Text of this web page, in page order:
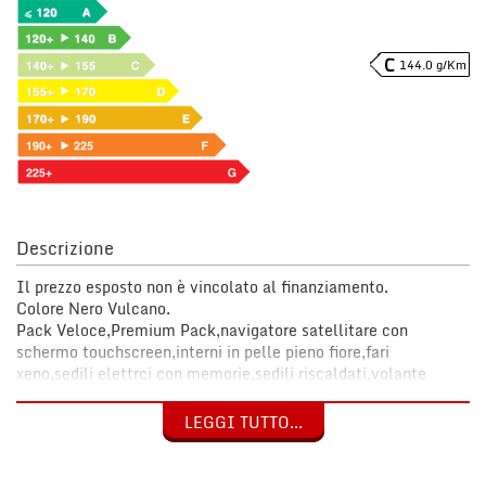
144.0 g/Km
Descrizione
Il prezzo esposto non è vincolato al finanziamento.
Colore Nero Vulcano.
Pack Veloce,Premium Pack,navigatore satellitare con
schermo touchscreen,interni in pelle pieno fiore,fari
xeno,sedili elettrci con memorie,sedili riscaldati,volante
riscaldato, trazione integrale Q4,ruote in lega 20" diamantati
bruniti,pinze freno di colore rosso,Apple/Android Car
Play,Wireless Charging Pad, cruise control
LEGGI TUTTO...